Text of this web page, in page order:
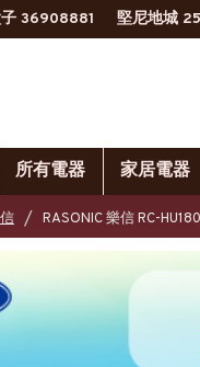
36908881 堅尼地城
所有電器 家居電器
RASONIC 樂信 RC-